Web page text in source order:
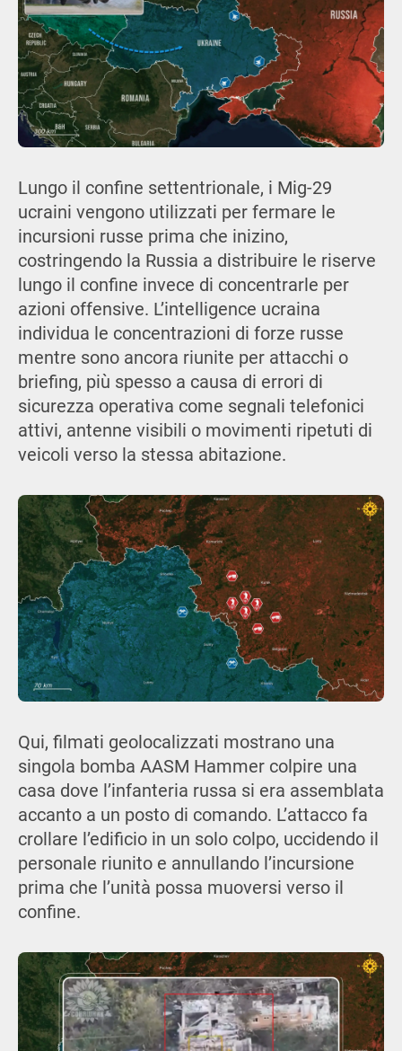
Lungo il confine settentrionale, i Mig-29
ucraini vengono utilizzati per fermare le
incursioni russe prima che inizino,
costringendo la Russia a distribuire le riserve
lungo il confine invece di concentrarle per
azioni offensive. L’intelligence ucraina
individua le concentrazioni di forze russe
mentre sono ancora riunite per attacchi o
briefing, più spesso a causa di errori di
sicurezza operativa come segnali telefonici
attivi, antenne visibili o movimenti ripetuti di
veicoli verso la stessa abitazione.
Qui, filmati geolocalizzati mostrano una
singola bomba AASM Hammer colpire una
casa dove l’infanteria russa si era assemblata
accanto a un posto di comando. L’attacco fa
crollare l’edificio in un solo colpo, uccidendo il
personale riunito e annullando l’incursione
prima che l’unità possa muoversi verso il
confine.